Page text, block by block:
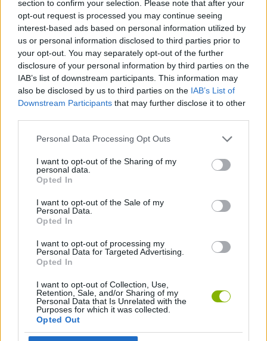
section to confirm your selection. Please note that after your
opt-out request is processed you may continue seeing
interest-based ads based on personal information utilized by
us or personal information disclosed to third parties prior to
your opt-out. You may separately opt-out of the further
disclosure of your personal information by third parties on the
IAB’s list of downstream participants. This information may
also be disclosed by us to third parties on the IAB’s List of
Downstream Participants that may further disclose it to other
Personal Data Processing Opt Outs
I want to opt-out of the Sharing of my
personal data.
Opted In
I want to opt-out of the Sale of my
Personal Data.
Opted In
I want to opt-out of processing my
Personal Data for Targeted Advertising.
Opted In
I want to opt-out of Collection, Use,
Retention, Sale, and/or Sharing of my
Personal Data that Is Unrelated with the
Purposes for which it was collected.
Opted Out
diplomacia ou confronto.
As tuas acções determinarão se Clover segue um
caminho pacífico, neutro ou de aniquilação.
Descobre novas personagens, ambientes detalhados e
uma banda sonora original que capta perfeitamente a
nostalgia e a inovação.
Presta muita atenção aos padrões de ataque dos bosses antes
de agires - os seus movimentos contam muitas vezes uma
falar irá desbloquear diálogos únicos e rotas secretas que não
estão disponíveis através da força bruta!
Quem criou Undertale Yellow?
Este jogo foi desenvolvido pela TeamUTY.
Etiquetas
JOGOS DE AVENTURAS
JOGOS DE HABILIDADE
COLEÇÕES DE JOGOS